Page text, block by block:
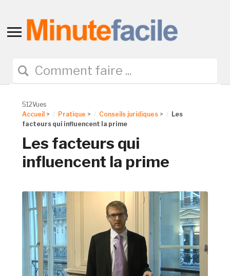
Toggle
navigation
512Vues
Accueil > Pratique > Conseils juridiques >
Les
facteurs qui influencent la prime
Les facteurs qui
influencent la prime